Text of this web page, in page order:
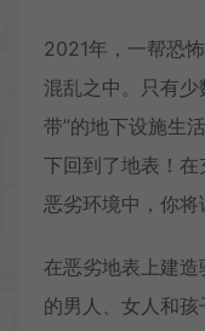
2021年，一帮恐
混乱之中。只有
带”的地下设施生
下回到了地表！
恶劣环境中，你将
在恶劣地表上建
的男人、女人和孩